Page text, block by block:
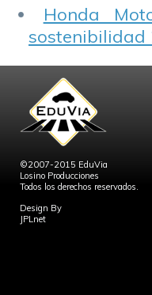
Honda
sostenibilidad
©2007-2015 EduVia
Losino Producciones
Todos los derechos reservados.
Design By
JPLnet